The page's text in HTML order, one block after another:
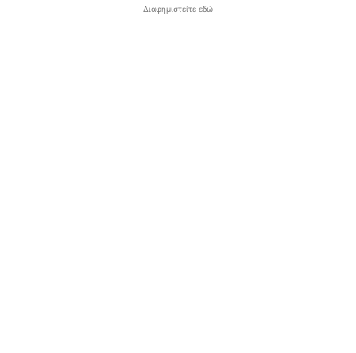
Διαφημιστείτε εδώ